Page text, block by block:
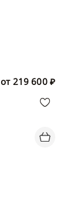
от 219 600 ₽